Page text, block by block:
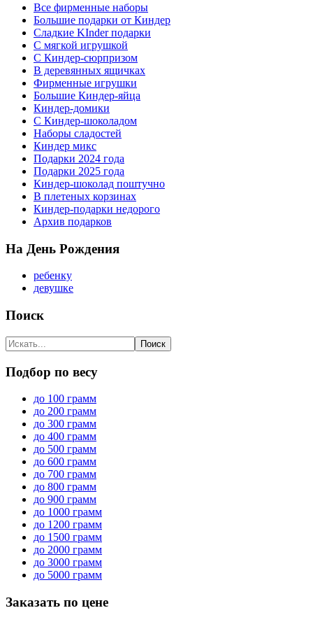
Все фирменные наборы
Большие подарки от Киндер
Сладкие KInder подарки
С мягкой игрушкой
С Киндер-сюрпризом
В деревянных ящичках
Фирменные игрушки
Большие Киндер-яйца
Киндер-домики
С Киндер-шоколадом
Наборы сладостей
Киндер микс
Подарки 2024 года
Подарки 2025 года
Киндер-шоколад поштучно
В плетеных корзинах
Киндер-подарки недорого
Архив подарков
На День Рождения
ребенку
девушке
Поиск
Подбор по весу
до 100 грамм
до 200 грамм
до 300 грамм
до 400 грамм
до 500 грамм
до 600 грамм
до 700 грамм
до 800 грамм
до 900 грамм
до 1000 грамм
до 1200 грамм
до 1500 грамм
до 2000 грамм
до 3000 грамм
до 5000 грамм
Заказать по цене